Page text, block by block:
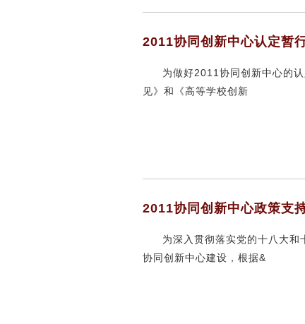
2011协同创新中心认定暂
为做好2011协同创新中心的
见》和《高等学校创新
2011协同创新中心政策支
为深入贯彻落实党的十八大
协同创新中心建设，根据&